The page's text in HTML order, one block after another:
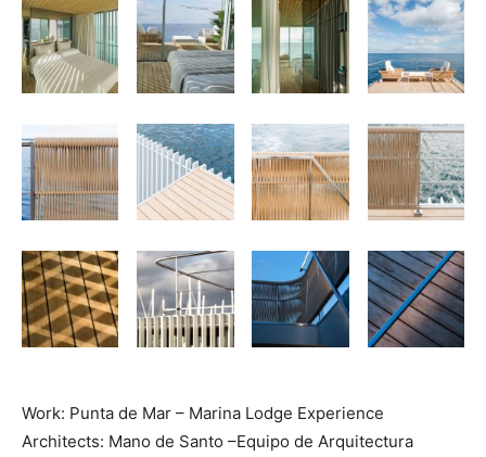
Work: Punta de Mar – Marina Lodge Experience
Architects: Mano de Santo –Equipo de Arquitectura